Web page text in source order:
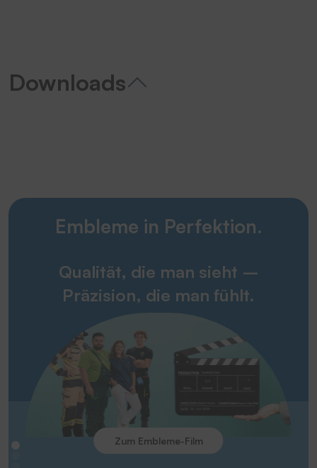
Downloads
Embleme in Perfektion.
Qualität, die man sieht –
Präzision, die man fühlt.
Zum Embleme-Film